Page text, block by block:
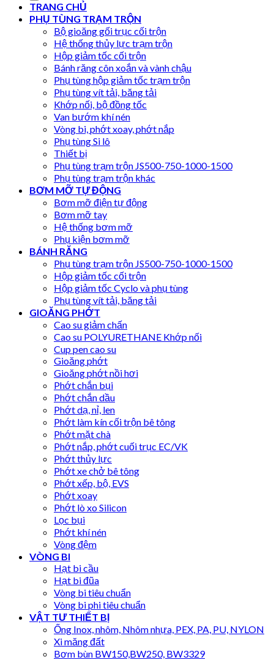
TRANG CHỦ
PHỤ TÙNG TRẠM TRỘN
Bộ gioăng gối trục cối trộn
Hệ thống thủy lực trạm trộn
Hộp giảm tốc cối trộn
Bánh răng côn xoắn và vành chậu
Phụ tùng hộp giảm tốc trạm trộn
Phụ tùng vít tải, băng tải
Khớp nối, bộ đồng tốc
Van bướm khí nén
Vòng bi, phớt xoay, phớt nắp
Phụ tùng Si lô
Thiết bị
Phụ tùng trạm trộn JS500-750-1000-1500
Phụ tùng trạm trộn khác
BƠM MỠ TỰ ĐỘNG
Bơm mỡ điện tự động
Bơm mỡ tay
Hệ thống bơm mỡ
Phụ kiện bơm mỡ
BÁNH RĂNG
Phụ tùng trạm trộn JS500-750-1000-1500
Hộp giảm tốc cối trộn
Hộp giảm tốc Cyclo và phụ tùng
Phụ tùng vít tải, băng tải
GIOĂNG PHỚT
Cao su giảm chấn
Cao su POLYURETHANE Khớp nối
Cup pen cao su
Gioăng phớt
Gioăng phớt nồi hơi
Phớt chắn bụi
Phớt chắn dầu
Phớt dạ, nỉ, len
Phớt làm kín cối trộn bê tông
Phớt mặt chà
Phớt nắp, phớt cuối trục EC/VK
Phớt thủy lực
Phớt xe chở bê tông
Phớt xếp, bộ, EVS
Phớt xoay
Phớt lò xo Silicon
Lọc bụi
Phớt khí nén
Vòng đệm
VÒNG BI
Hạt bi cầu
Hạt bi đũa
Vòng bi tiêu chuẩn
Vòng bi phi tiêu chuẩn
VẬT TƯ THIẾT BỊ
Ống Inox, nhôm, Nhôm nhựa, PEX, PA, PU, NYLON
Xi măng đất
Bơm bùn BW150,BW250, BW3329